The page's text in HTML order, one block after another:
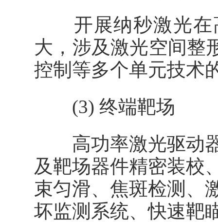
开展纳秒激光在
大，涉及激光空间整
控制等多个单元技术
(3) 终端靶场
高功率激光驱动器
及靶场器件精密装校
束匀滑、焦斑检测、
坏监测系统、快速靶